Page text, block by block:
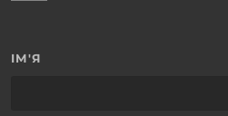
ІМ'Я